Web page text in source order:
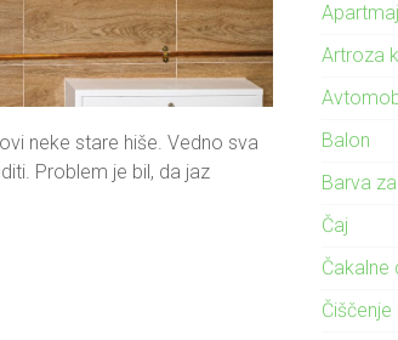
neke stare hiše. Vedno sva
Problem je bil, da jaz
Artroza
Balon
Barva
Čaj
Čakalne